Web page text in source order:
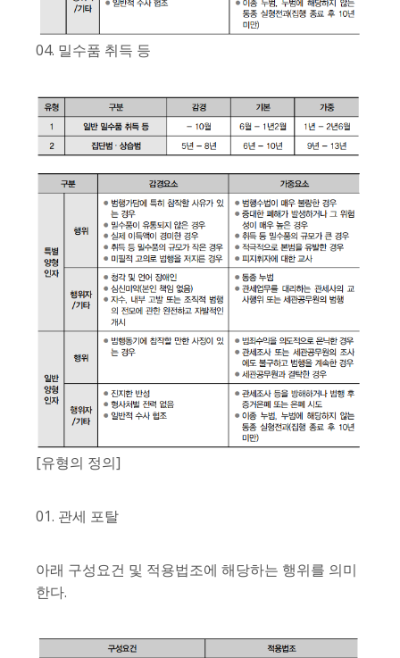
04. 밀수품 취득 등
[유형의 정의]
01. 관세 포탈
아래 구성요건 및 적용법조에 해당하는 행위를 의미
한다.